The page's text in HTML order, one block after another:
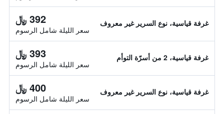
غرفة قياسية، نوع السرير غير معروف 392 ﷼
سعر الليلة شامل الرسوم
غرفة قياسية، 2 من أسرّة التوأم 393 ﷼
سعر الليلة شامل الرسوم
غرفة قياسية، نوع السرير غير معروف 400 ﷼
سعر الليلة شامل الرسوم